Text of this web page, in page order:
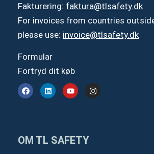
Fakturering: faktura@tlsafety.dk
For invoices from countries
please use: invoice@tlsafety.dk
Formular
Fortryd dit køb
F
a
k
L
i
n
Y
o
I
n
OM TL SAFETY